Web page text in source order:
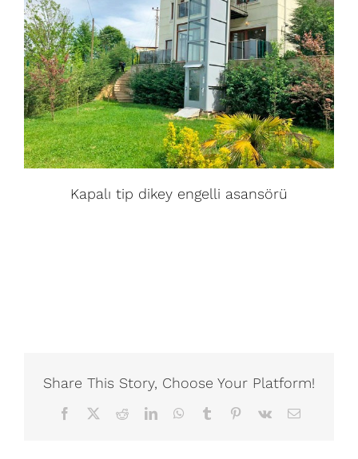
Kapalı tip dikey engelli asansörü
Share This Story, Choose Your Platform!
Facebook RedditLinkedInWhatsApp
Tumblr Pinterest
Vk Email